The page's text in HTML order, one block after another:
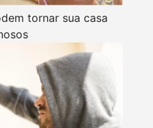
tornar sua casa